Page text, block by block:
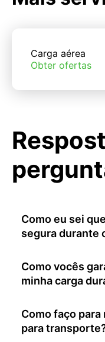
Carga aérea
Obter ofertas
Como eu sei
segura durante
Como vocês
minha carga
Como faço
para